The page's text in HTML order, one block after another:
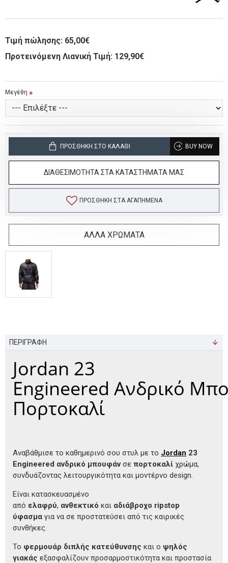
Τιμή πώλησης: 65,00€
Προτεινόμενη Λιανική Τιμή: 129,90€
Μεγέθη
ΠΡΟΣΘΉΚΗ ΣΤΟ ΚΑΛΆΘΙ BUY NOW
ΔΙΑΘΕΣΙΜΟΤΗΤΑ ΣΤΑ ΚΑΤΑΣΤΗΜΑΤΑ ΜΑΣ
ΠΡΟΣΘΉΚΗ ΣΤΑ ΑΓΑΠΗΜΈΝΑ
ΑΛΛΑ ΧΡΩΜΑΤΑ
ΠΕΡΙΓΡΑΦΗ
Jordan 23
Engineered Ανδρικό
Πορτοκαλί
Αναβάθμισε το καθημερινό σου στυλ με το Jordan 23
Engineered ανδρικό μπουφάνσε πορτοκαλί χρώμα,
συνδυάζοντας λειτουργικότητα και μοντέρνο design.
Είναι κατασκευασμένο
από ελαφρύ, ανθεκτικό και αδιάβροχο ripstop
ύφασμα για να σε προστατεύσει από τις καιρικές
συνθήκες.
Το φερμουάρ διπλής κατεύθυνσης και ο ψηλός
γιακάς εξασφαλίζουν προσαρμοστικότητα και προστασία